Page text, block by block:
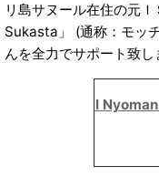
リ島サヌール在住の元
Sukasta」 (通称：モッ
んを全力でサポート致し
I